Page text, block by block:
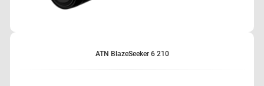
ATN BlazeSeeker 6 210